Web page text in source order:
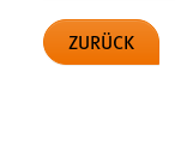
ZURÜCK
fe_user,